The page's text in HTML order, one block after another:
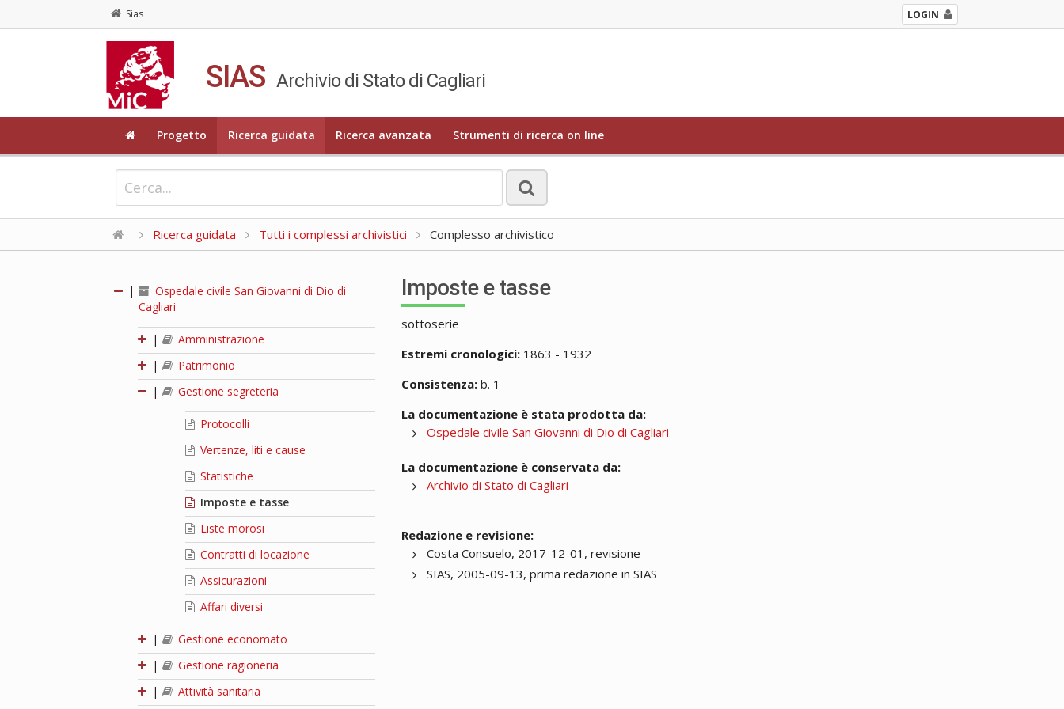
Sias LOGIN
SIAS Archivio di Stato di Cagliari
Progetto Ricerca guidata Ricerca avanzata Strumenti di ricerca on line
Ricerca guidata Tutti i complessi archivistici Complesso archivistico
|
Ospedale civile San Giovanni di Dio di
Cagliari
|
Amministrazione
|
Patrimonio
|
Gestione segreteria
Protocolli
Vertenze, liti e cause
Statistiche
Imposte e tasse
Liste morosi
Contratti di locazione
Assicurazioni
Affari diversi
|
Gestione economato
|
Gestione ragioneria
|
Attività sanitaria
Imposte e tasse
sottoserie
Estremi cronologici: 1863 - 1932
Consistenza: b. 1
La documentazione è stata prodotta da:
Ospedale civile San Giovanni di Dio di Cagliari
La documentazione è conservata da:
Archivio di Stato di Cagliari
Redazione e revisione:
Costa Consuelo, 2017-12-01, revisione
SIAS, 2005-09-13, prima redazione in SIAS